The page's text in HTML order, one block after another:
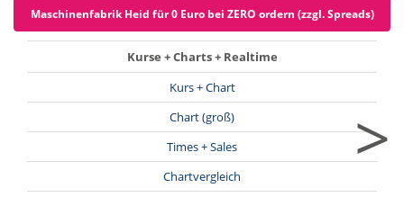
Maschinenfabrik Heid für 0 Euro bei ZERO ordern (zzgl. Spreads)
Kurse + Charts + Realtime
Kurs + Chart
Chart (groß)
Times + Sales
Chartvergleich
>